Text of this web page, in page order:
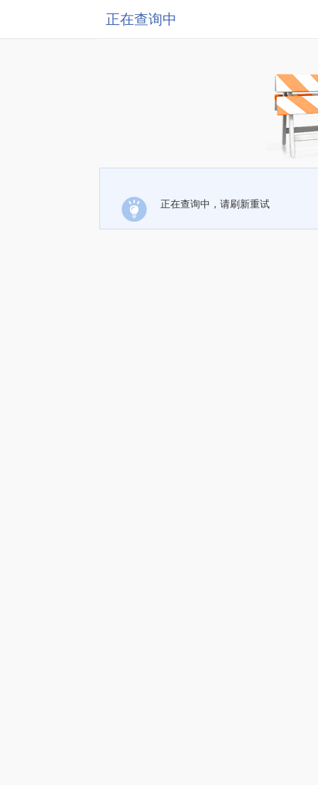
正在查询中
正在查询中，请刷新重试